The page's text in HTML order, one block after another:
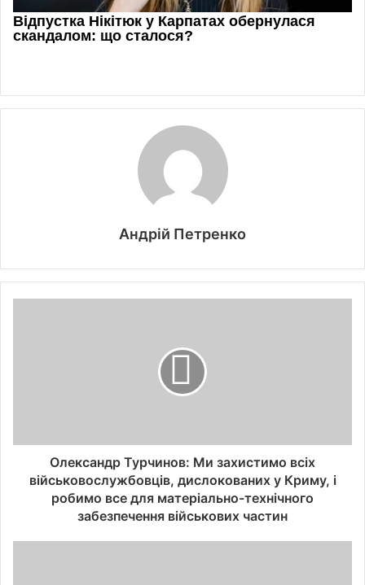
Андрій Петренко
Олександр Турчинов: Ми захистимо всіх
військовослужбовців, дислокованих у Криму, і
робимо все для матеріально-технічного
забезпечення військових частин